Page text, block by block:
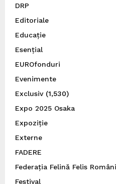
DRP
Editoriale
Educație
Esențial
EUROfonduri
Evenimente
Exclusiv(1,530)
Expo 2025 Osaka
Expoziție
Externe
FADERE
Federația Felină Felis
Festival